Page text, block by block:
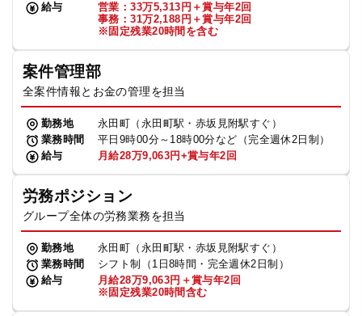
給与
営業：33万5,313円＋賞与年2回
事務：31万2,188円＋賞与年2回
※固定残業20時間を含む
案件管理部
全案件情報とお金の管理を担当
勤務地
永田町（永田町駅・赤坂見附駅すぐ）
業務時間
平日9時00分～18時00分など（完全週休2日制）
給与
月給28万9,063円+賞与年2回
労務ポジション
グループ全体の労務業務を担当
勤務地
永田町（永田町駅・赤坂見附駅すぐ）
業務時間
シフト制（1日8時間・完全週休2日制）
給与
月給28万9,063円＋賞与年2回
※固定残業20時間含む